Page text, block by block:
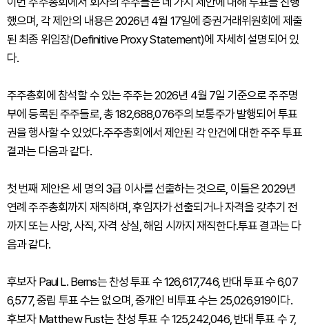
했으며, 각 제안의 내용은 2026년 4월 17일에 증권거래위원회에 제출
된 최종 위임장(Definitive Proxy Statement)에 자세히 설명되어 있
다.
주주총회에 참석할 수 있는 주주는 2026년 4월 7일 기준으로 주주명
부에 등록된 주주들로, 총 182,688,076주의 보통주가 발행되어 투표
권을 행사할 수 있었다.주주총회에서 제안된 각 안건에 대한 주주 투표
결과는 다음과 같다.
첫 번째 제안은 세 명의 3급 이사를 선출하는 것으로, 이들은 2029년
연례 주주총회까지 재직하며, 후임자가 선출되거나 자격을 갖추기 전
까지 또는 사망, 사직, 자격 상실, 해임 시까지 재직한다.투표 결과는 다
음과 같다.
후보자 Paul L. Berns는 찬성 투표 수 126,617,746, 반대 투표 수 6,07
6,577, 중립 투표 수는 없으며, 중개인 비투표 수는 25,026,919이다.
후보자 Matthew Fust는 찬성 투표 수 125,242,046, 반대 투표 수 7,